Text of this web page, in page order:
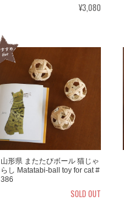
¥3,080
山形県 またたびボール 猫じゃ
らし Matatabi-ball toy for cat #
386
SOLD OUT